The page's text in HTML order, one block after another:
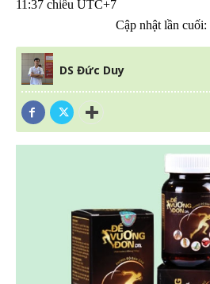
11:37 chiều UTC+7
Cập nhật lần cuối:
DS Đức Duy